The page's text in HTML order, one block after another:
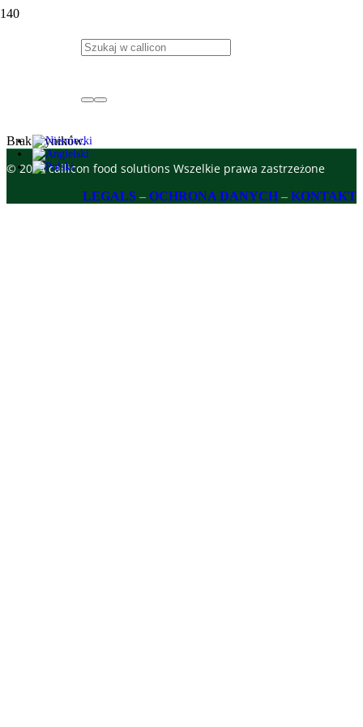
Strona wyników
wyszukiwania
Brak wyników.
© 2024 callicon food solutions Wszelkie prawa zastrzeżone
LEGALS – OCHRONA DANYCH – KONTAKT